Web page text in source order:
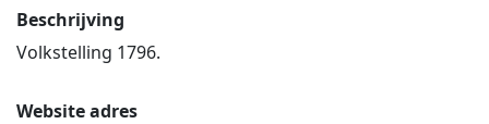
Beschrijving
Volkstelling 1796.
Website adres